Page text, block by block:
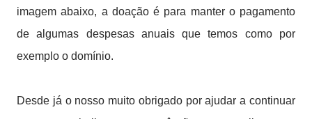
imagem abaixo, a doação é para manter o pagamento
de algumas despesas anuais que temos como por
exemplo o domínio.
Desde já o nosso muito obrigado por ajudar a continuar